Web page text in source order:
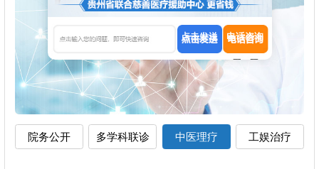
院务公开 多学科联诊 中医理疗 工娱治疗
点击发送 电话咨询